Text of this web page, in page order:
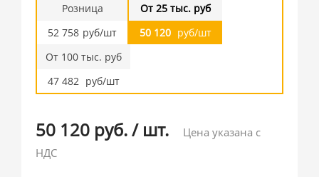
Розница
52 758 руб/шт
От 25 тыс. руб
50 120 руб/шт
От 100 тыс. руб
47 482 руб/шт
50 120 руб./ шт.
Цена указана с
НДС